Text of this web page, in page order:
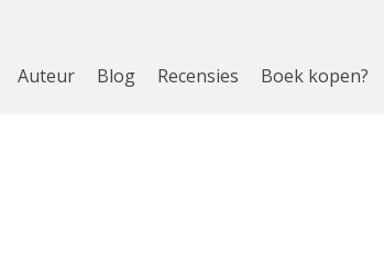
Auteur Blog Recensies Boek kopen?